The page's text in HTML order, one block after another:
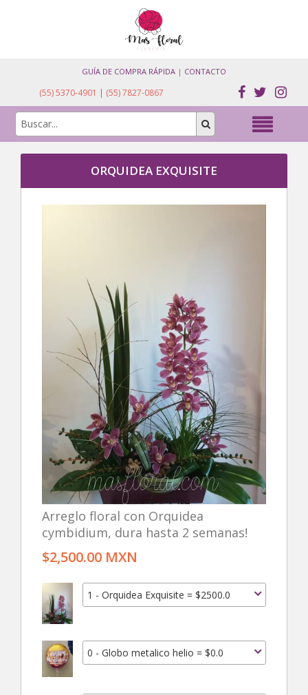
GUÍA DE COMPRA RÁPIDA | CONTACTO
(55) 5370-4901 | (55) 7827-0867
ORQUIDEA EXQUISITE
Arreglo floral con Orquidea
cymbidium, dura hasta 2 semanas!
$2,500.00 MXN
1 - Orquidea Exquisite = $2500.0
0 - Globo metalico helio = $0.0